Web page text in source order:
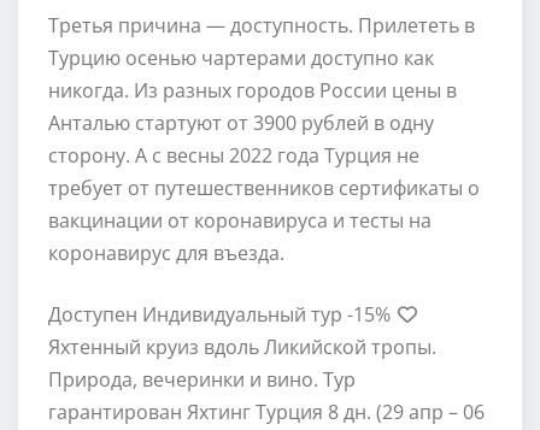
Третья причина — доступность. Прилететь в
Турцию осенью чартерами доступно как
никогда. Из разных городов России цены в
Анталью стартуют от 3900 рублей в одну
сторону. А с весны 2022 года Турция не
требует от путешественников сертификаты о
вакцинации от коронавируса и тесты на
коронавирус для въезда.
Доступен Индивидуальный тур -15%
Яхтенный круиз вдоль Ликийской тропы.
Природа, вечеринки и вино. Тур
гарантирован Яхтинг Турция 8 дн. (29 апр – 06